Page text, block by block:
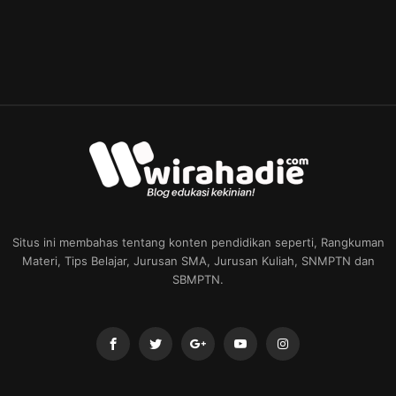
Situs ini membahas tentang konten pendidikan seperti, Rangkuman
Materi, Tips Belajar, Jurusan SMA, Jurusan Kuliah, SNMPTN dan
SBMPTN.